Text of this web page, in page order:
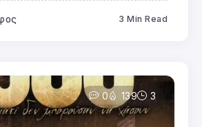
3 Min Read
0 139 3